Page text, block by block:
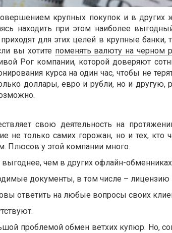
крупных покупок и в других
находить при этом наиболее
для этих целей в крупные банки,
вы хотите поменять валюту на черном
Рог компании, которой доверяют
курса на один час, чтобы не
доллары, евро и рубли, но и другую,
свою деятельность на
не только самих горожан, но и тех, кто
Плюсов у этой компании много.
чем в других офлайн-
документы, в том числе – лицензию
ответить на любые вопросы своих
проблемой обмен ветхих купюр. Но,